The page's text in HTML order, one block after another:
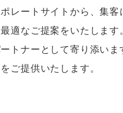
レートサイトから、集
適なご提案をいたしま
ートナーとして寄り添い
ご提供いたします。